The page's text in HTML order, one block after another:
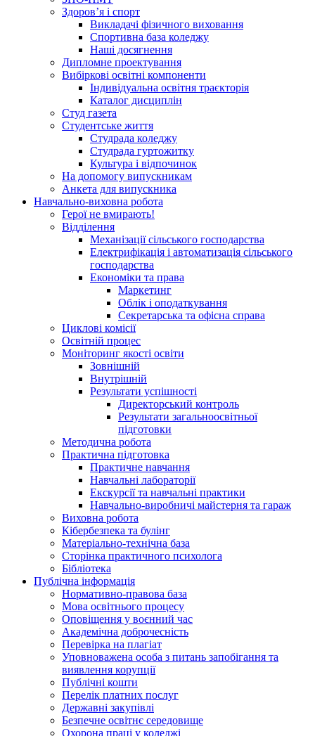
Здоров’я і спорт
Викладачі фізичного виховання
Спортивна база коледжу
Наші досягнення
Дипломне проектування
Вибіркові освітні компоненти
Індивідуальна освітня траєкторія
Каталог дисциплін
Студ газета
Студентське життя
Студрада коледжу
Студрада гуртожитку
Культура і відпочинок
На допомогу випускникам
Анкета для випускника
Навчально-виховна робота
Герої не вмирають!
Відділення
Механізації сільського господарства
Електрифікація і автоматизація сільського
господарства
Економіки та права
Маркетинг
Облік і оподаткування
Секретарська та офісна справа
Циклові комісії
Освітній процес
Моніторинг якості освіти
Зовнішній
Внутрішній
Результати успішності
Директорський контроль
Результати загальноосвітньої
підготовки
Методична робота
Практична підготовка
Практичне навчання
Навчальні лабораторії
Екскурсії та навчальні практики
Навчально-виробничі майстерня та гараж
Виховна робота
Кібербезпека та булінг
Матеріально-технічна база
Сторінка практичного психолога
Бібліотека
Публічна інформація
Нормативно-правова база
Мова освітнього процесу
Оповіщення у воєнний час
Академічна доброчесність
Перевірка на плагіат
Уповноважена особа з питань запобігання та
виявлення корупції
Публічні кошти
Перелік платних послуг
Державні закупівлі
Безпечне освітнє середовище
Охорона праці у коледжі